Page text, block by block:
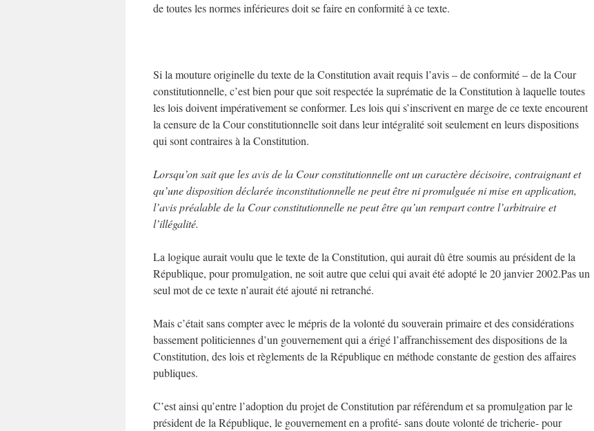
de toutes les normes inférieures doit se faire en conformité à ce texte.
Si la mouture originelle du texte de la Constitution avait requis l’avis – de conformité – de la Cour
constitutionnelle, c’est bien pour que soit respectée la suprématie de la Constitution à laquelle toutes
les lois doivent impérativement se conformer. Les lois qui s’inscrivent en marge de ce texte encourent
la censure de la Cour constitutionnelle soit dans leur intégralité soit seulement en leurs dispositions
qui sont contraires à la Constitution.
Lorsqu’on sait que les avis de la Cour constitutionnelle ont un caractère décisoire, contraignant et
qu’une disposition déclarée inconstitutionnelle ne peut être ni promulguée ni mise en application,
l’avis préalable de la Cour constitutionnelle ne peut être qu’un rempart contre l’arbitraire et
l’illégalité.
La logique aurait voulu que le texte de la Constitution, qui aurait dû être soumis au président de la
République, pour promulgation, ne soit autre que celui qui avait été adopté le 20 janvier 2002.Pas un
seul mot de ce texte n’aurait été ajouté ni retranché.
Mais c’était sans compter avec le mépris de la volonté du souverain primaire et des considérations
bassement politiciennes d’un gouvernement qui a érigé l’affranchissement des dispositions de la
Constitution, des lois et règlements de la République en méthode constante de gestion des affaires
publiques.
C’est ainsi qu’entre l’adoption du projet de Constitution par référendum et sa promulgation par le
président de la République, le gouvernement en a profité- sans doute volonté de tricherie- pour